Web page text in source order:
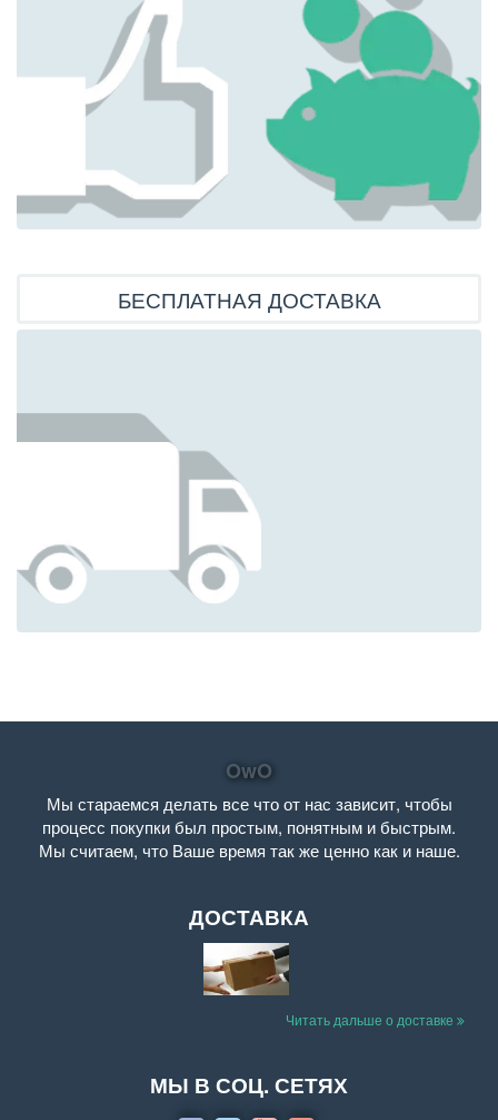
БЕСПЛАТНАЯ ДОСТАВКА
OwO
Мы стараемся делать все что от нас зависит, чтобы
процесс покупки был простым, понятным и быстрым.
Мы считаем, что Ваше время так же ценно как и наше.
ДОСТАВКА
Читать дальше о доставке
МЫ В СОЦ. СЕТЯХ